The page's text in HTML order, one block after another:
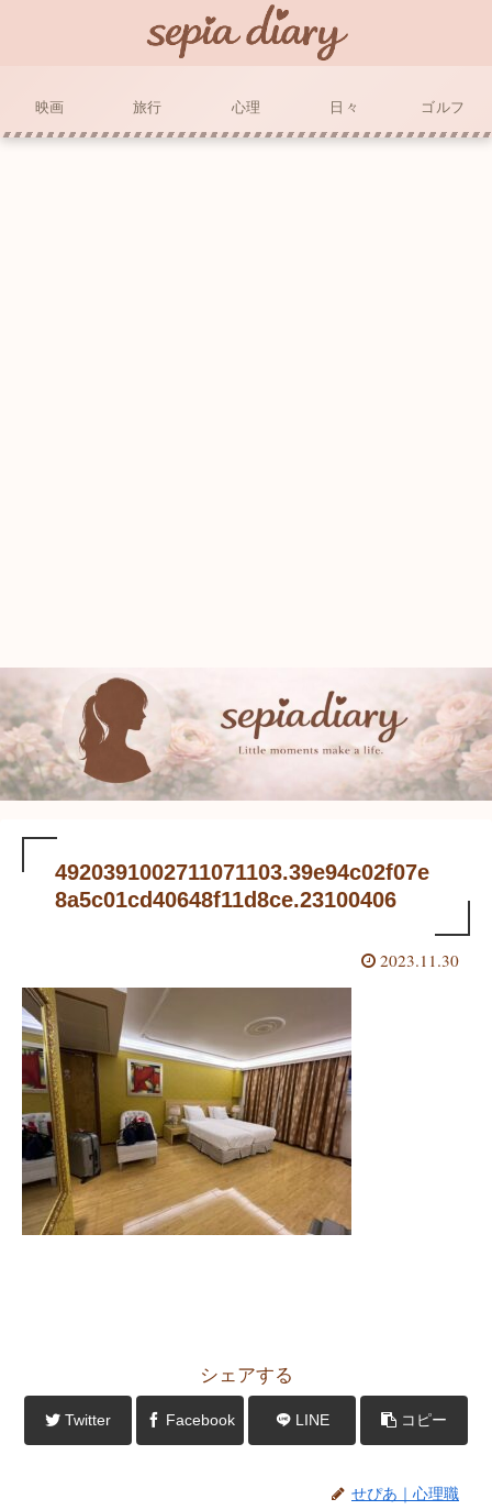
映画 旅行 心理 日々 ゴルフ
4920391002711071103.39e94c02f07e
8a5c01cd40648f11d8ce.23100406
2023.11.30
シェアする
Twitter Facebook LINE コピー
せぴあ｜心理職